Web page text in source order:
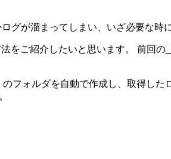
グが溜まってしまい、いざ必要な時
をご紹介したいと思います。 前回の
フォルダを自動で作成し、取得し